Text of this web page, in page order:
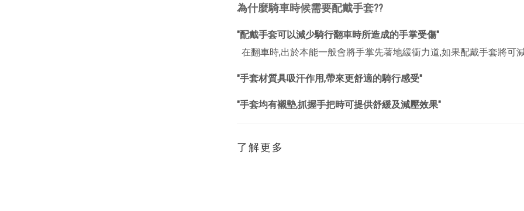
為什麼騎車時候需要配戴手套??
"配戴手套可以減少騎行翻車時所造成的手掌受傷"
在翻車時,出於本能一般會將手掌先著地緩衝力道,如果配戴手套將可
"手套材質具吸汗作用,帶來更舒適的騎行感受"
"手套均有襯墊,抓握手把時可提供舒緩及減壓效果"
了解更多